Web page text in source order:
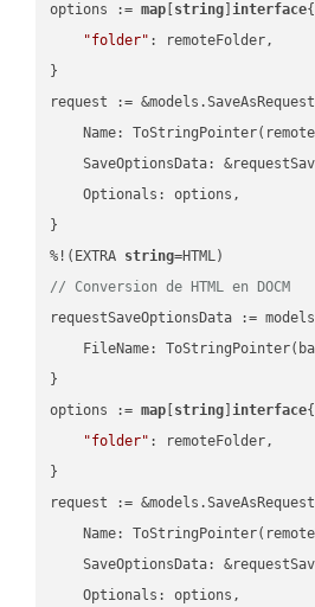
options := map string ]interface
"folder" : remoteFolder,
}
request :=
Name:
SaveOptionsData:
    Optionals: options,
}
%!(EXTRA string
// Conversion de HTML en DOCM
requestSaveOptionsData :=
FileName:
}
options := map string ]interface
"folder" : remoteFolder,
}
request :=
Name:
SaveOptionsData:
    Optionals: options,